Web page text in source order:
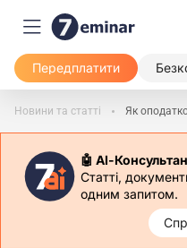
Передплатити
Новини та статті
🤖 АІ-
Статті,
одним запитом.